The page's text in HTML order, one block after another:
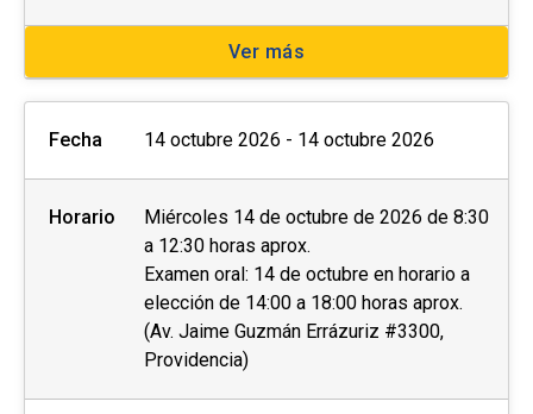
Ver más
Fecha 14 octubre 2026 - 14 octubre 2026
Horario
Miércoles 14 de octubre de 2026 de 8:30
a 12:30 horas aprox.
Examen oral: 14 de octubre en horario a
elección de 14:00 a 18:00 horas aprox.
(Av. Jaime Guzmán Errázuriz #3300,
Providencia)